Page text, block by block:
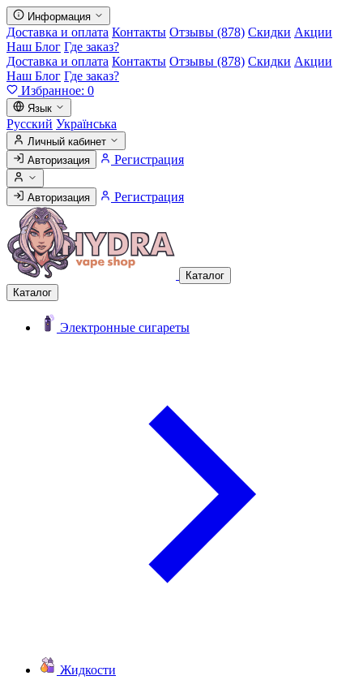
Информация
Доставка и оплата Контакты Отзывы (878) Скидки Акции
Наш Блог Где заказ?
Доставка и оплата Контакты Отзывы (878) Скидки Акции
Наш Блог Где заказ?
Избранное: 0
Язык
Русский Українська
Личный кабинет
Авторизация
Регистрация
Авторизация Регистрация
Каталог
Каталог
Электронные сигареты
Жидкости